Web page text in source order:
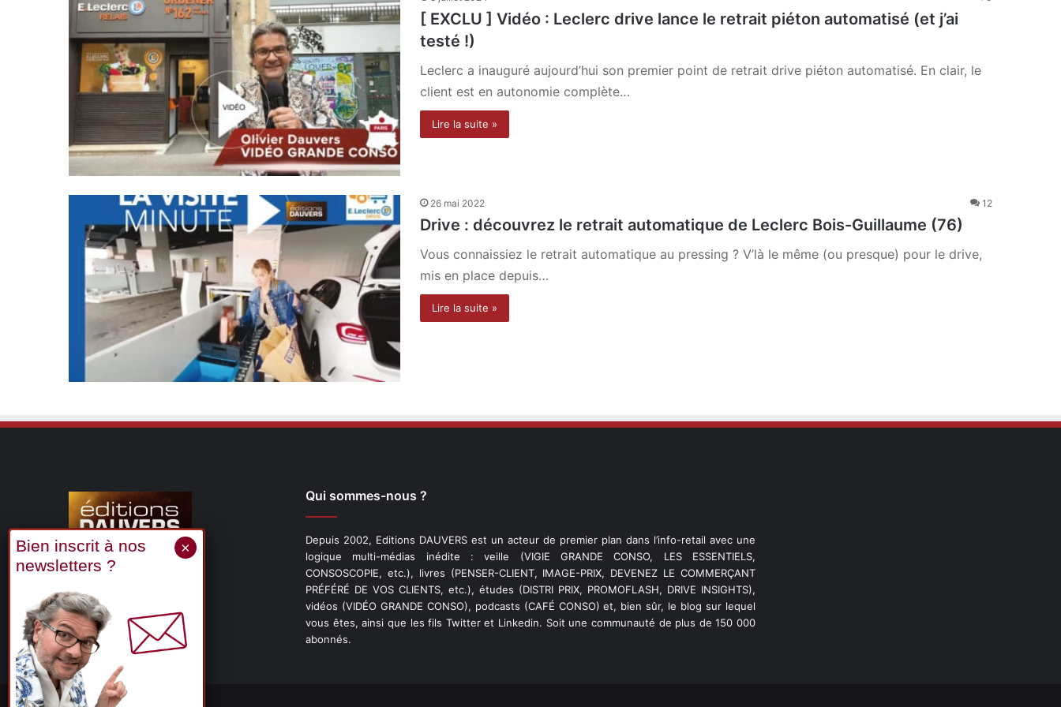
[ EXCLU ] Vidéo : Leclerc drive lance le retrait piéton automatisé (et j’ai
testé !)
Leclerc a inauguré aujourd’hui son premier point de retrait drive piéton automatisé. En clair, le
client est en autonomie complète…
Lire la suite »
26 mai 2022 12
Drive : découvrez le retrait automatique de Leclerc Bois-Guillaume (76)
Vous connaissiez le retrait automatique au pressing ? V’là le même (ou presque) pour le drive,
mis en place depuis…
Lire la suite »
X LinkedinYouTube
Qui sommes-nous ?
Depuis 2002, Editions DAUVERS est un acteur de premier plan dans l’info-retail avec une
logique multi-médias inédite : veille (VIGIE GRANDE CONSO, LES ESSENTIELS,
CONSOSCOPIE, etc.), livres (PENSER-CLIENT, IMAGE-PRIX, DEVENEZ LE COMMERÇANT
PRÉFÉRÉ DE VOS CLIENTS, etc.), études (DISTRI PRIX, PROMOFLASH, DRIVE INSIGHTS),
vidéos (VIDÉO GRANDE CONSO), podcasts (CAFÉ CONSO) et, bien sûr, le blog sur lequel
vous êtes, ainsi que les fils Twitter et Linkedin. Soit une communauté de plus de 150 000
abonnés.